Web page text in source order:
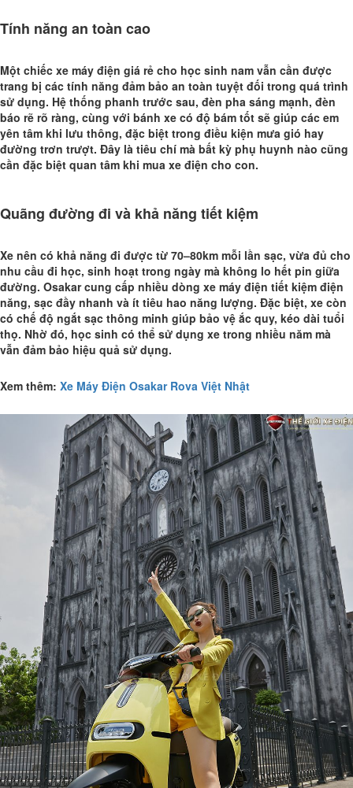
Tính năng an toàn cao
Một chiếc xe máy điện giá rẻ cho học sinh nam vẫn cần được
trang bị các tính năng đảm bảo an toàn tuyệt đối trong quá trình
sử dụng. Hệ thống phanh trước sau, đèn pha sáng mạnh, đèn
báo rẽ rõ ràng, cùng với bánh xe có độ bám tốt sẽ giúp các em
yên tâm khi lưu thông, đặc biệt trong điều kiện mưa gió hay
đường trơn trượt. Đây là tiêu chí mà bất kỳ phụ huynh nào cũng
cần đặc biệt quan tâm khi mua xe điện cho con.
Quãng đường đi và khả năng tiết kiệm
Xe nên có khả năng đi được từ 70–80km mỗi lần sạc, vừa đủ cho
nhu cầu đi học, sinh hoạt trong ngày mà không lo hết pin giữa
đường. Osakar cung cấp nhiều dòng xe máy điện tiết kiệm điện
năng, sạc đầy nhanh và ít tiêu hao năng lượng. Đặc biệt, xe còn
có chế độ ngắt sạc thông minh giúp bảo vệ ắc quy, kéo dài tuổi
thọ. Nhờ đó, học sinh có thể sử dụng xe trong nhiều năm mà
vẫn đảm bảo hiệu quả sử dụng.
Xem thêm: Xe Máy Điện Osakar Rova Việt Nhật